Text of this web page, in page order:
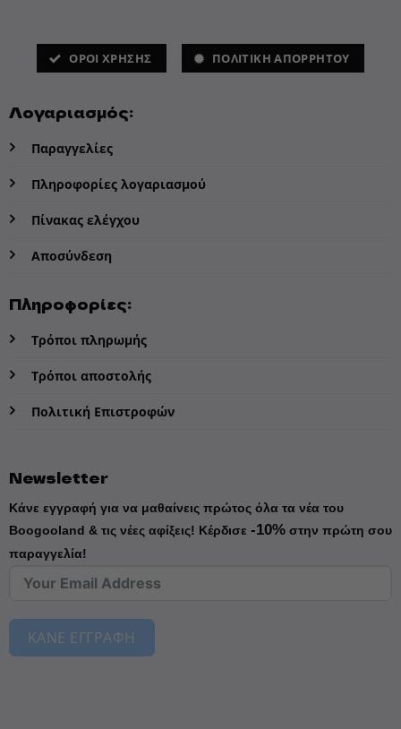
ΌΡΟΙ ΧΡΗΣΗΣ ΠΟΛΙΤΙΚΗ ΑΠΟΡΡΗΤΟΥ
Λογαριασμός:
Παραγγελίες
Πληροφορίες λογαριασμού
Πίνακας ελέγχου
Αποσύνδεση
Πληροφορίες:
Τρόποι πληρωμής
Τρόποι αποστολής
Πολιτική Επιστροφών
Newsletter
Κάνε εγγραφή για να μαθαίνεις πρώτος όλα τα νέα του
Boogooland & τις νέες αφίξεις! Κέρδισε -10%στην πρώτη σου
παραγγελία!
ΚΑΝΕ ΕΓΓΡΑΦΗ